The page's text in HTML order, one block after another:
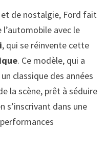
et de nostalgie, Ford fait
avec le
, qui se réinvente cette
. Ce modèle, qui a
classique des années
la scène, prêt à séduire
s’inscrivant dans une